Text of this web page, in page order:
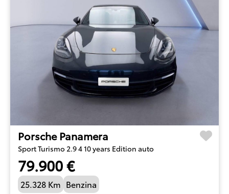
Porsche Panamera
Sport Turismo 2.9 4 10 years Edition auto
79.900 €
25.328 Km Benzina